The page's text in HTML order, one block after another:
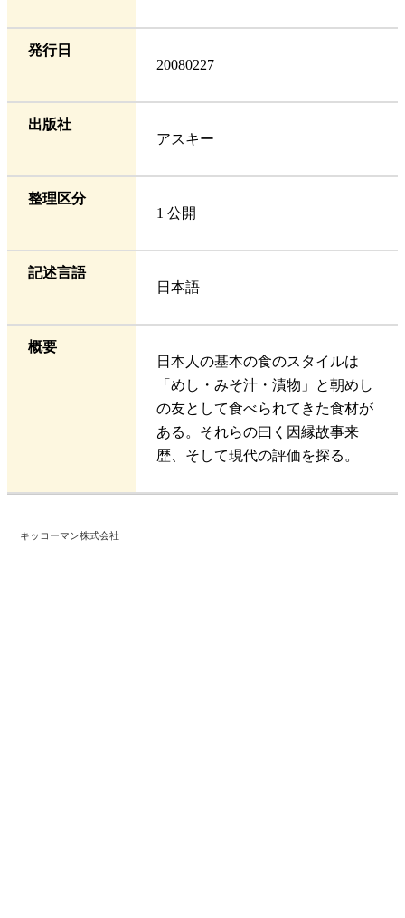
発行日
20080227
出版社
アスキー
整理区分
1 公開
記述言語
日本語
概要
日本人の基本の食のスタイルは
「めし・みそ汁・漬物」と朝めし
の友として食べられてきた食材が
ある。それらの曰く因縁故事来
歴、そして現代の評価を探る。
キッコーマン株式会社